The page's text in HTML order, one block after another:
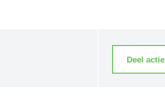
Deel actie